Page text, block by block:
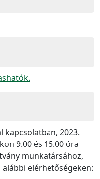
kapcsolatban, 2023.
9.00 és 15.00 óra
munkatársához,
alábbi elérhetőségeken: